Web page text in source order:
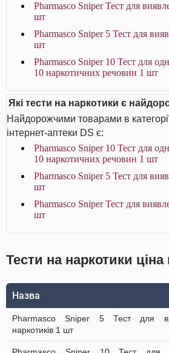
Pharmasco Sniper Тест для
шт
Pharmasco Sniper 5 Тест для
шт
Pharmasco Sniper 10 Тест для
10 наркотичних речовин 1 шт
Які тести на наркотики є
Найдорожчими товарами в
інтернет-аптеки DS є:
Pharmasco Sniper 10 Тест для
10 наркотичних речовин 1 шт
Pharmasco Sniper 5 Тест для
шт
Pharmasco Sniper Тест для
шт
Тести на наркотики ціна
Назва
Pharmasco Sniper 5 Тест для
наркотиків 1 шт